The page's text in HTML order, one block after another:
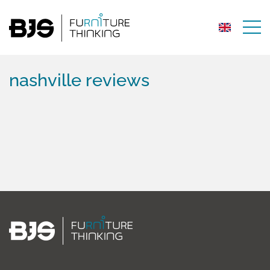
nashville reviews